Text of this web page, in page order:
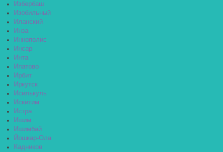
Избербаш
Изобильный
Иланский
Инза
Иннополис
Инсар
Инта
Ипатово
Ирбит
Иркутск
Исилькуль
Искитим
Истра
Ишим
Ишимбай
Йошкар-Ола
Кадников